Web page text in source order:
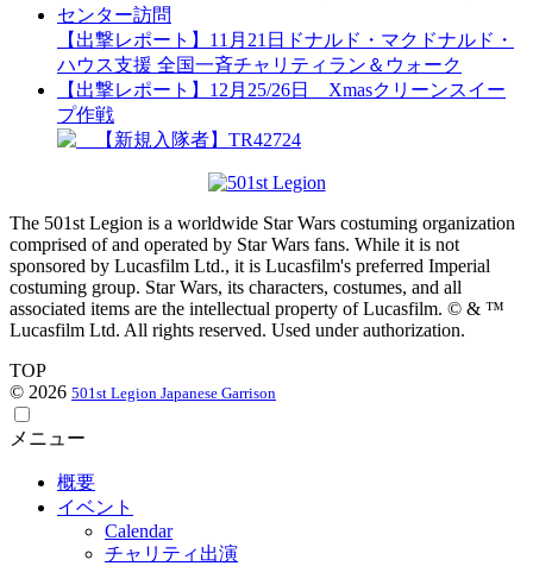
【出撃レポート】11月21日ドナルド・マクドナルド・
ハウス支援 全国一斉チャリティラン＆ウォーク
【出撃レポート】12月25/26日 Xmasクリーンスイー
プ作戦
The 501st Legion is a worldwide Star Wars costuming organization
comprised of and operated by Star Wars fans. While it is not
sponsored by Lucasfilm Ltd., it is Lucasfilm's preferred Imperial
costuming group. Star Wars, its characters, costumes, and all
associated items are the intellectual property of Lucasfilm. © & ™
Lucasfilm Ltd. All rights reserved. Used under authorization.
TOP
© 2026 501st Legion Japanese Garrison
メニュー
概要
イベント
Calendar
チャリティ出演